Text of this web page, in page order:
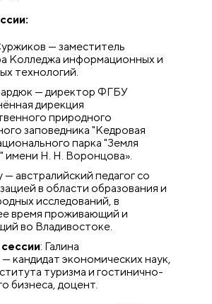
— заместитель
Колледжа информационных и
технологий.
— директор ФГБУ
дирекция
природного
заповедника "Кедровая
парка "Земля
имени Н. Н. Воронцова».
австралийский педагог со
в области образования и
исследований, в
время проживающий и
во Владивостоке.
: Галина
кандидат экономических наук,
туризма и гостинично-
бизнеса, доцент.